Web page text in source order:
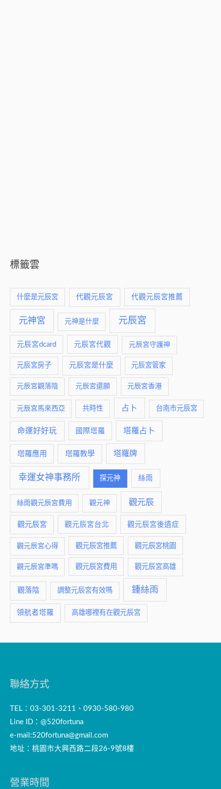
標籤雲
什麼是元辰宮 代觀元辰宮 代觀元辰宮推薦
元神宮 元神是什麼 元辰宮
元辰宮dcard 元辰宮代觀 元辰宮守護神
元辰宮房子 元辰宮是什麼 元辰宮管家
元辰宮觀落陰 元辰宮還願 元辰宮香港
元辰宮馬來西亞 共時性 占卜 台南市元辰宮
命運好好玩 國際塔羅 塔羅占卜
塔羅應用 塔羅教學 塔羅牌
幸運女神事務所 探元神 絲雨
絲雨觀元辰宮費用 觀元神 觀元辰
觀元辰宮 觀元辰宮台北 觀元辰宮後遺症
觀元辰宮心得 觀元辰宮推薦 觀元辰宮桃園
觀元辰宮準嗎 觀元辰宮費用 觀元辰宮高雄
觀落陰 調整元辰宮有效嗎 鍾絲雨
領航者塔羅 高雄哪裡有在觀元辰宮
聯絡方式
TEL：03-301-3211、0930-580-980
Line ID：@520fortuna
e-mail:520fortuna@gmail.com
地址：桃園市大興西路二段26-9號8樓
營業時間